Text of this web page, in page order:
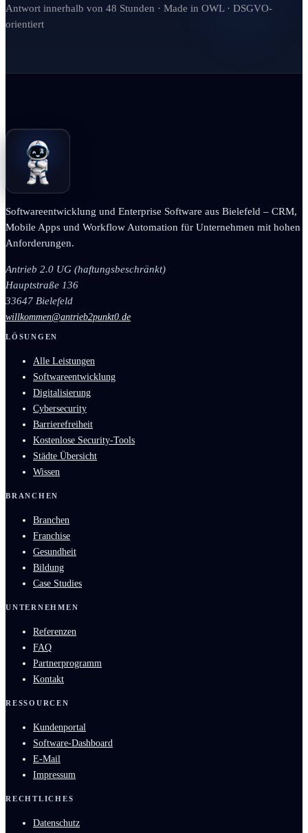
Antwort innerhalb von 48 Stunden · Made in OWL · DSGVO-
orientiert
Softwareentwicklung und Enterprise Software aus Bielefeld – CRM,
Mobile Apps und Workflow Automation für Unternehmen mit hohen
Anforderungen.
Antrieb 2.0 UG (haftungsbeschränkt)
Hauptstraße 136
33647 Bielefeld
willkommen@antrieb2punkt0.de
LÖSUNGEN
Alle Leistungen
Softwareentwicklung
Digitalisierung
Cybersecurity
Barrierefreiheit
Kostenlose Security-Tools
Städte Übersicht
Wissen
BRANCHEN
Branchen
Franchise
Gesundheit
Bildung
Case Studies
UNTERNEHMEN
Referenzen
FAQ
Partnerprogramm
Kontakt
RESSOURCEN
Kundenportal
Software-Dashboard
E-Mail
Impressum
RECHTLICHES
Datenschutz